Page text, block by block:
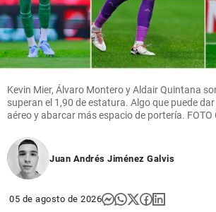
Kevin Mier, Álvaro Montero y Aldair Quintana
superan el 1,90 de estatura. Algo que puede
aéreo y abarcar más espacio de portería. FOTO
Juan Andrés Jiménez Galvis
05 de agosto de 2026